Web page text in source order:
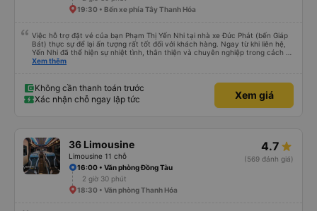
19:30 • Bến xe phía Tây Thanh Hóa
Việc hỗ trợ đặt vé của bạn Phạm Thị Yến Nhi tại nhà xe Đức Phát (bến Giáp
Bát) thực sự để lại ấn tượng rất tốt đối với khách hàng. Ngay từ khi liên hệ,
Yến Nhi đã thể hiện sự nhiệt tình, thân thiện và chuyên nghiệp trong cách tư
vấn. Mọi thắc mắc đều được giải đáp rõ ràng, nhanh chóng, giúp khách hàng
trình đặt vé, từ việc giữ chỗ, xác nhận thông tin đến nhắc nhở giờ xe chạy.
Sự tận tâm và chu đáo này giúp khách hàng cảm thấy yên tâm và tin tưởng
hơn khi sử dụng dịch vụ của nhà xe Đức Phát. Thái độ làm việc nghiêm túc,
khen ngợi trong lĩnh vực dịch vụ vận tải hành khách.
Xem thêm
Không cần thanh toán trước
Xác nhận chỗ ngay lập tức
Xem giá
36 Limousine
Limousine 11 chỗ
4.7
(569 đánh giá)
16:00 • Văn phòng Đồng Tàu
2 giờ 30 phút
18:30 • Văn phòng Thanh Hóa